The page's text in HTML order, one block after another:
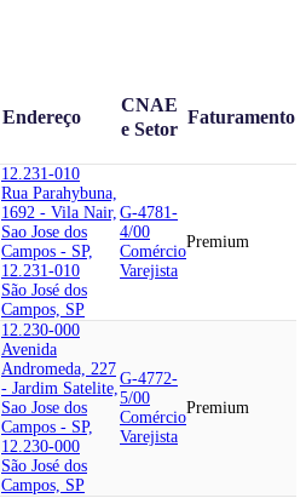
Endereço
CNAE
e Setor
Faturamento
12.231-010
Rua Parahybuna,
1692 - Vila Nair,
Sao Jose dos
Campos - SP,
12.231-010
São José dos
Campos, SP
G-4781-
4/00
Comércio
Varejista
Premium
12.230-000
Avenida
Andromeda, 227
- Jardim Satelite,
Sao Jose dos
Campos - SP,
12.230-000
São José dos
Campos, SP
G-4772-
5/00
Comércio
Varejista
Premium